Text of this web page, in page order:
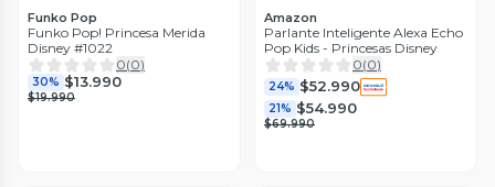
Funko Pop
Funko Pop! Princesa Merida
Disney #1022
0(0)
30% $13.990
$19.990
Amazon
Parlante Inteligente Alexa Echo
Pop Kids - Princesas Disney
0(0)
24% $52.990
21% $54.990
$69.990